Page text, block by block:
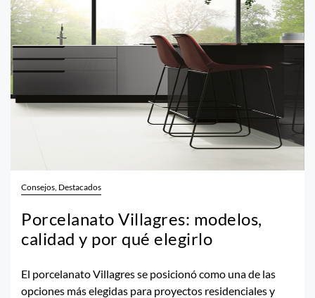
Consejos, Destacados
Porcelanato Villagres: modelos,
calidad y por qué elegirlo
El porcelanato Villagres se posicionó como una de las
opciones más elegidas para proyectos residenciales y